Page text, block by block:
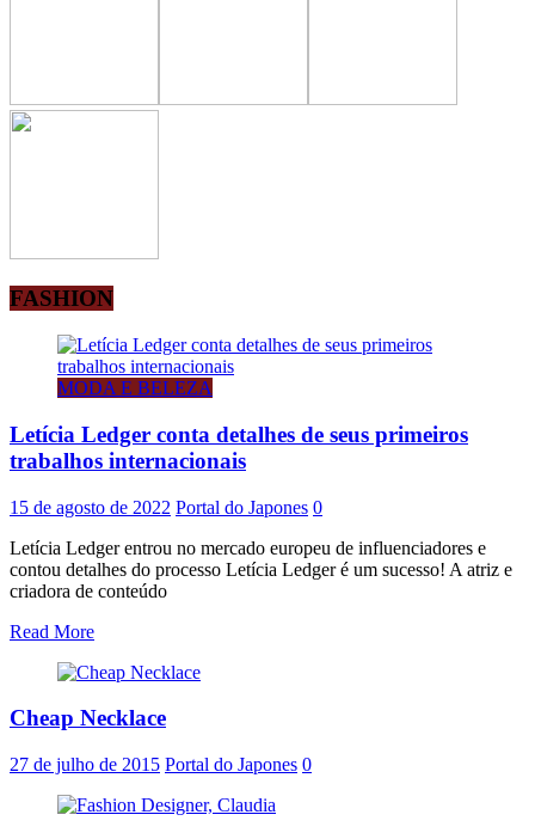
FASHION
MODA E BELEZA
Letícia Ledger conta detalhes de seus primeiros
trabalhos internacionais
15 de agosto de 2022 Portal do Japones 0
Letícia Ledger entrou no mercado europeu de influenciadores e
contou detalhes do processo Letícia Ledger é um sucesso! A atriz e
criadora de conteúdo
Read More
Cheap Necklace
27 de julho de 2015 Portal do Japones 0